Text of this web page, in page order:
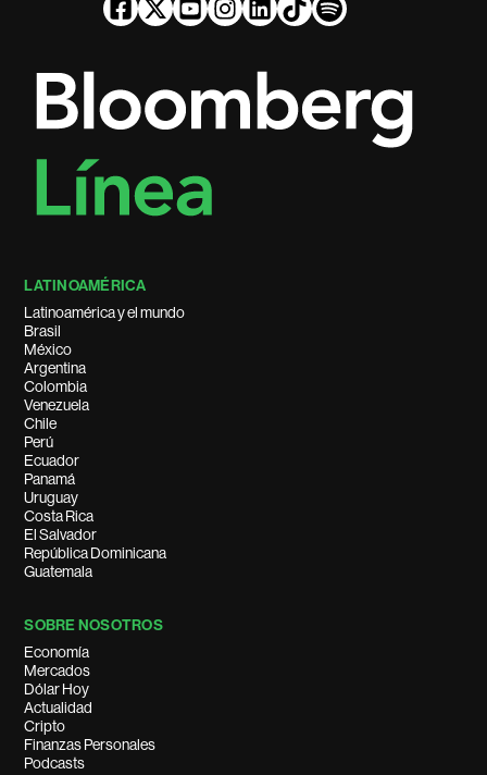
LATINOAMÉRICA
Latinoamérica y el mundo
Brasil
México
Argentina
Colombia
Venezuela
Chile
Perú
Ecuador
Panamá
Uruguay
Costa Rica
El Salvador
República Dominicana
Guatemala
SOBRE NOSOTROS
Economía
Mercados
Dólar Hoy
Actualidad
Cripto
Finanzas Personales
Podcasts